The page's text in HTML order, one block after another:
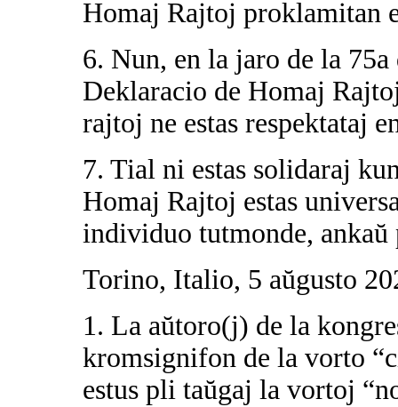
Homaj Rajtoj proklamitan
6. Nun, en la jaro de la
Deklaracio de Homaj
rajtoj ne estas respektataj
7. Tial ni estas solidaraj
Homaj Rajtoj estas
individuo tutmonde,
Torino, Italio, 5 aŭgusto
1. La aŭtoro(j) de la
kromsignifon de la vorto
estus pli taŭgaj la vortoj